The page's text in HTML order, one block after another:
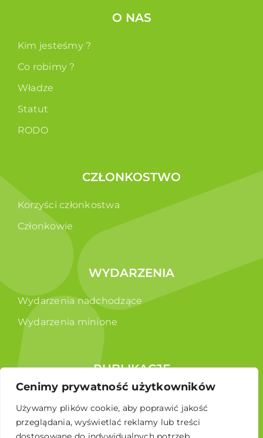
Cenimy prywatność użytkowników
Używamy plików cookie, aby poprawić jakość
przeglądania, wyświetlać reklamy lub treści
O NAS
Kim jesteśmy ?
Co robimy ?
Władze
Statut
RODO
CZŁONKOSTWO
Korzyści członkostwa
Członkowie
WYDARZENIA
Wydarzenia nadchodzące
Wydarzenia minione
PUBLIKACJE
Raporty
Broszura edukacyjna